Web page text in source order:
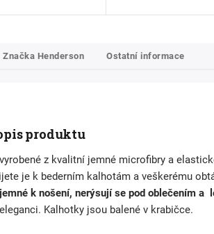
Značka Henderson Ostatní informace
produktu
z kvalitní jemné microfibry a
je k bederním kalhotám a veškerému
k nošení, nerýsují se pod oblečením a
Kalhotky jsou balené v krabičce.